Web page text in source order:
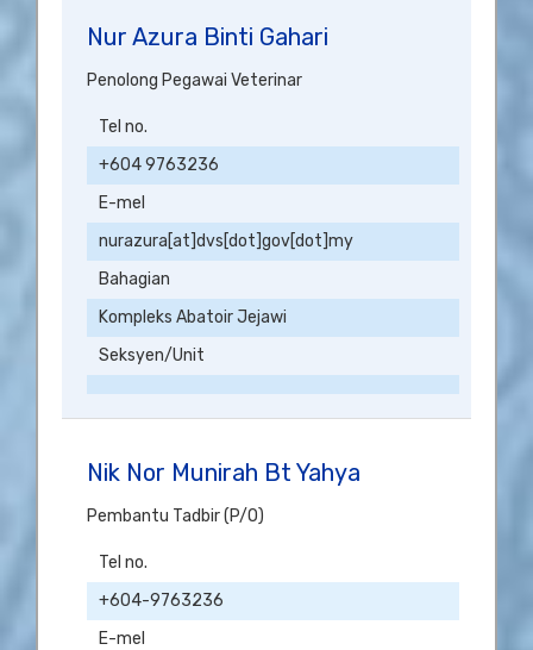
Nur Azura Binti Gahari
Penolong Pegawai Veterinar
Tel no.
+604 9763236
E-mel
nurazura[at]dvs[dot]gov[dot]my
Bahagian
Kompleks Abatoir Jejawi
Seksyen/Unit
Nik Nor Munirah Bt Yahya
Pembantu Tadbir (P/O)
Tel no.
+604-9763236
E-mel